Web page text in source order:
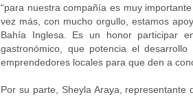
“para nuestra compañía es muy
vez más, con mucho orgullo, estamos
Bahía Inglesa. Es un honor participar
gastronómico, que potencia el
emprendedores locales para que den a
Por su parte, Sheyla Araya,